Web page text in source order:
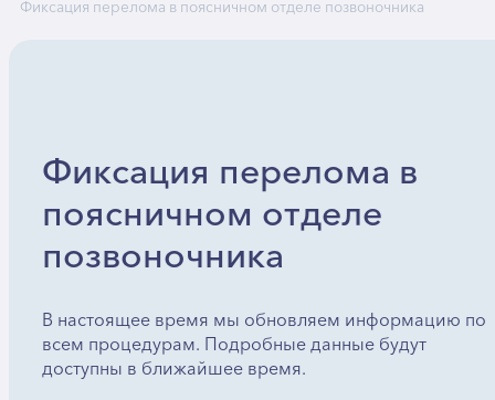
Фиксация перелома в поясничном отделе позвоночника
Фиксация перелома в
поясничном отделе
позвоночника
В настоящее время мы обновляем информацию по
всем процедурам. Подробные данные будут
доступны в ближайшее время.